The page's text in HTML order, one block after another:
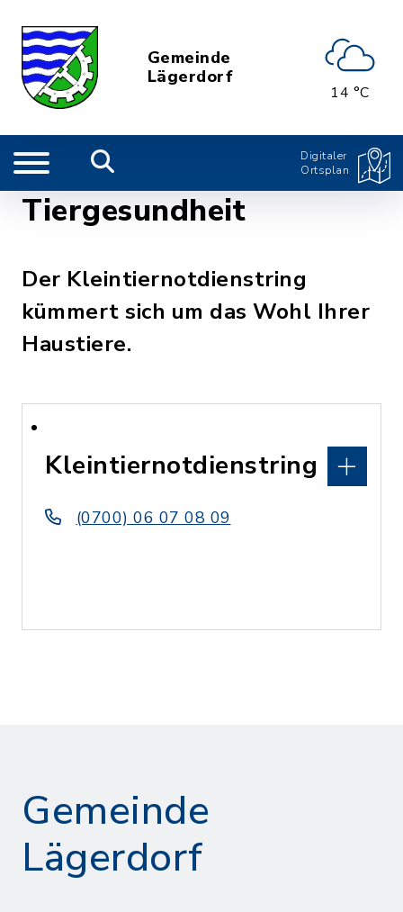
Gemeinde
Lägerdorf
14 °C
Digitaler
Ortsplan
Tiergesundheit
Der Kleintiernotdienstring
kümmert sich um das Wohl Ihrer
Haustiere.
Kleintiernotdienstring
(0700) 06 07 08 09
Gemeinde
Lägerdorf